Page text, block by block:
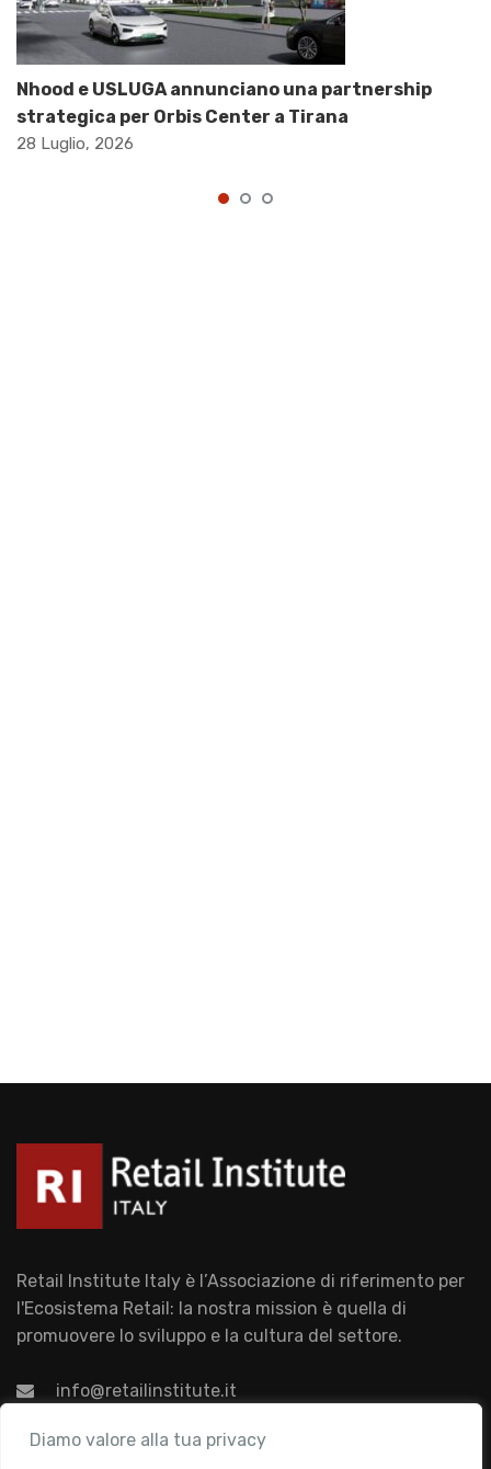
Diamo valore alla tua privacy
Nhood e USLUGA annunciano una partnership
strategica per Orbis Center a Tirana
28 Luglio, 2026
Retail Institute Italy è l’Associazione di riferimento per
l'Ecosistema Retail: la nostra mission è quella di
promuovere lo sviluppo e la cultura del settore.
info@retailinstitute.it
Associazione